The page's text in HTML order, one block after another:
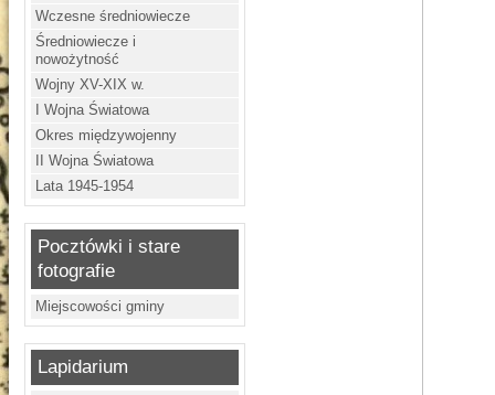
Wczesne średniowiecze
Średniowiecze i
nowożytność
Wojny XV-XIX w.
I Wojna Światowa
Okres międzywojenny
II Wojna Światowa
Lata 1945-1954
Pocztówki i stare
fotografie
Miejscowości gminy
Lapidarium